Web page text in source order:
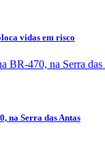
vidas em risco
na Serra das Antas